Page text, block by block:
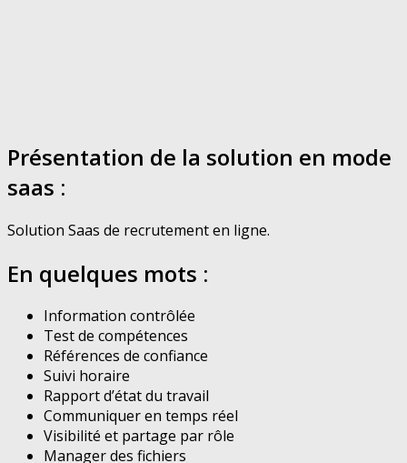
Présentation de la solution en mode
saas :
Solution Saas de recrutement en ligne.
En quelques mots :
Information contrôlée
Test de compétences
Références de confiance
Suivi horaire
Rapport d’état du travail
Communiquer en temps réel
Visibilité et partage par rôle
Manager des fichiers